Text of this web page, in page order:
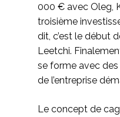
000 € avec Oleg,
troisième
dit, c’est le début
Leetchi.
se forme avec des
de l’entreprise
Le concept de